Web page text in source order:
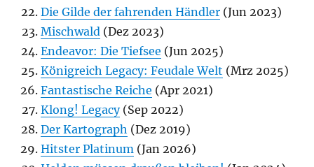
Die Gilde der fahrenden Händler (Jun 2023)
Mischwald (Dez 2023)
Endeavor: Die Tiefsee (Jun 2025)
Königreich Legacy: Feudale Welt (Mrz 2025)
Fantastische Reiche (Apr 2021)
Klong! Legacy(Sep 2022)
Der Kartograph (Dez 2019)
Hitster Platinum (Jan 2026)